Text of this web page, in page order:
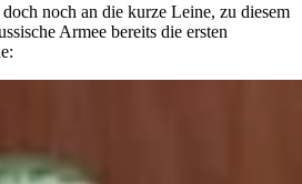
noch an die kurze Leine, zu diesem
Armee bereits die ersten